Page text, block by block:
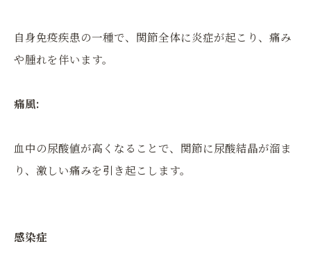
自身免疫疾患の一種で、関節全体に炎症が起こり、痛み
や腫れを伴います。
痛風:
血中の尿酸値が高くなることで、関節に尿酸結晶が溜ま
り、激しい痛みを引き起こします。
感染症